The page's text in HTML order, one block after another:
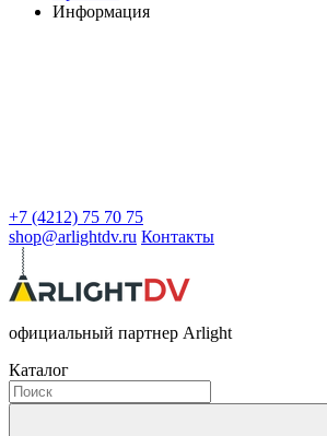
Информация
+7 (4212) 75 70 75
shop@arlightdv.ru Контакты
официальный партнер Arlight
Каталог